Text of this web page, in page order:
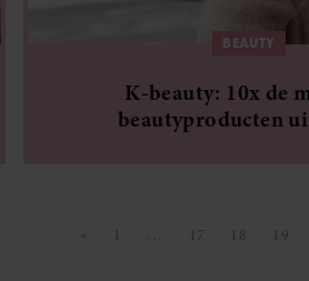
BEAUTY
K-beauty: 10x de
beautyproducten
Vorige pagina
« Pagina
1 Pagina
17 Pagina
18 19